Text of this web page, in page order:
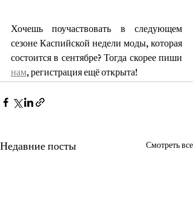
Хочешь поучаствовать в следующем
сезоне Каспийской недели моды, которая
нам, регистрация ещё открыта!
Недавние посты Смотреть все